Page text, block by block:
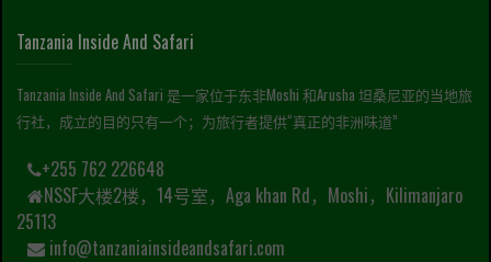
Tanzania Inside And Safari
Tanzania Inside And Safari 是一家位于东非Moshi 和Arusha 坦桑尼亚的当地旅
行社，成立的目的只有一个；为旅行者提供“真正的非洲味道”
+255 762 226648
NSSF大楼2楼，14号室，Aga khan Rd，Moshi，Kilimanjaro
25113
info@tanzaniainsideandsafari.com